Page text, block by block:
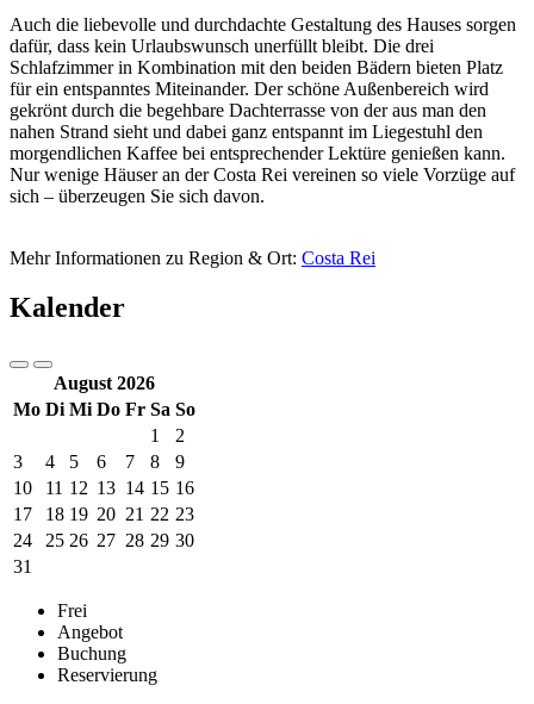
Auch die liebevolle und durchdachte Gestaltung des Hauses sorgen
dafür, dass kein Urlaubswunsch unerfüllt bleibt. Die drei
Schlafzimmer in Kombination mit den beiden Bädern bieten Platz
für ein entspanntes Miteinander. Der schöne Außenbereich wird
gekrönt durch die begehbare Dachterrasse von der aus man den
nahen Strand sieht und dabei ganz entspannt im Liegestuhl den
morgendlichen Kaffee bei entsprechender Lektüre genießen kann.
Nur wenige Häuser an der Costa Rei vereinen so viele Vorzüge auf
sich – überzeugen Sie sich davon.
Mehr Informationen zu Region & Ort: Costa Rei
Kalender
August 2026
Mo Di Mi Do Fr Sa So
1
2
3
4 5 6 7 8
9
10
11 12 13 14 15 16
17
18 19 20 21 22 23
24
25 26 27 28 29 30
31
Frei
Angebot
Buchung
Reservierung